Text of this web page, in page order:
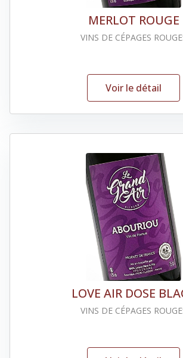
MERLOT ROUGE
VINS DE CÉPAGES
Voir le détail
LOVE AIR DOSE
VINS DE CÉPAGES